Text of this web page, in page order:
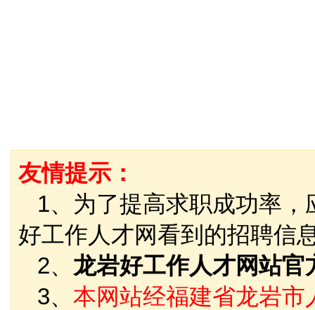
友情提示：
1、为了提高求职成功率，
好工作人才网看到的招聘信
2、 龙岩好工作人才网站
3、 本网站经福建省龙岩